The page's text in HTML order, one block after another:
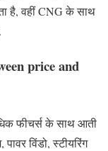
है, वहीं CNG के साथ
price and
फीचर्स के साथ आती
विंडो, स्टीयरिंग